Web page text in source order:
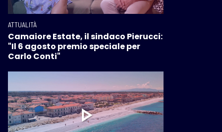
ATTUALITÀ
Camaiore Estate, il sindaco Pierucci:
"Il 6 agosto premio speciale per
Carlo Conti"